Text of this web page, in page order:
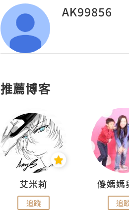
AK99856
推薦博客
艾米莉
追蹤 追